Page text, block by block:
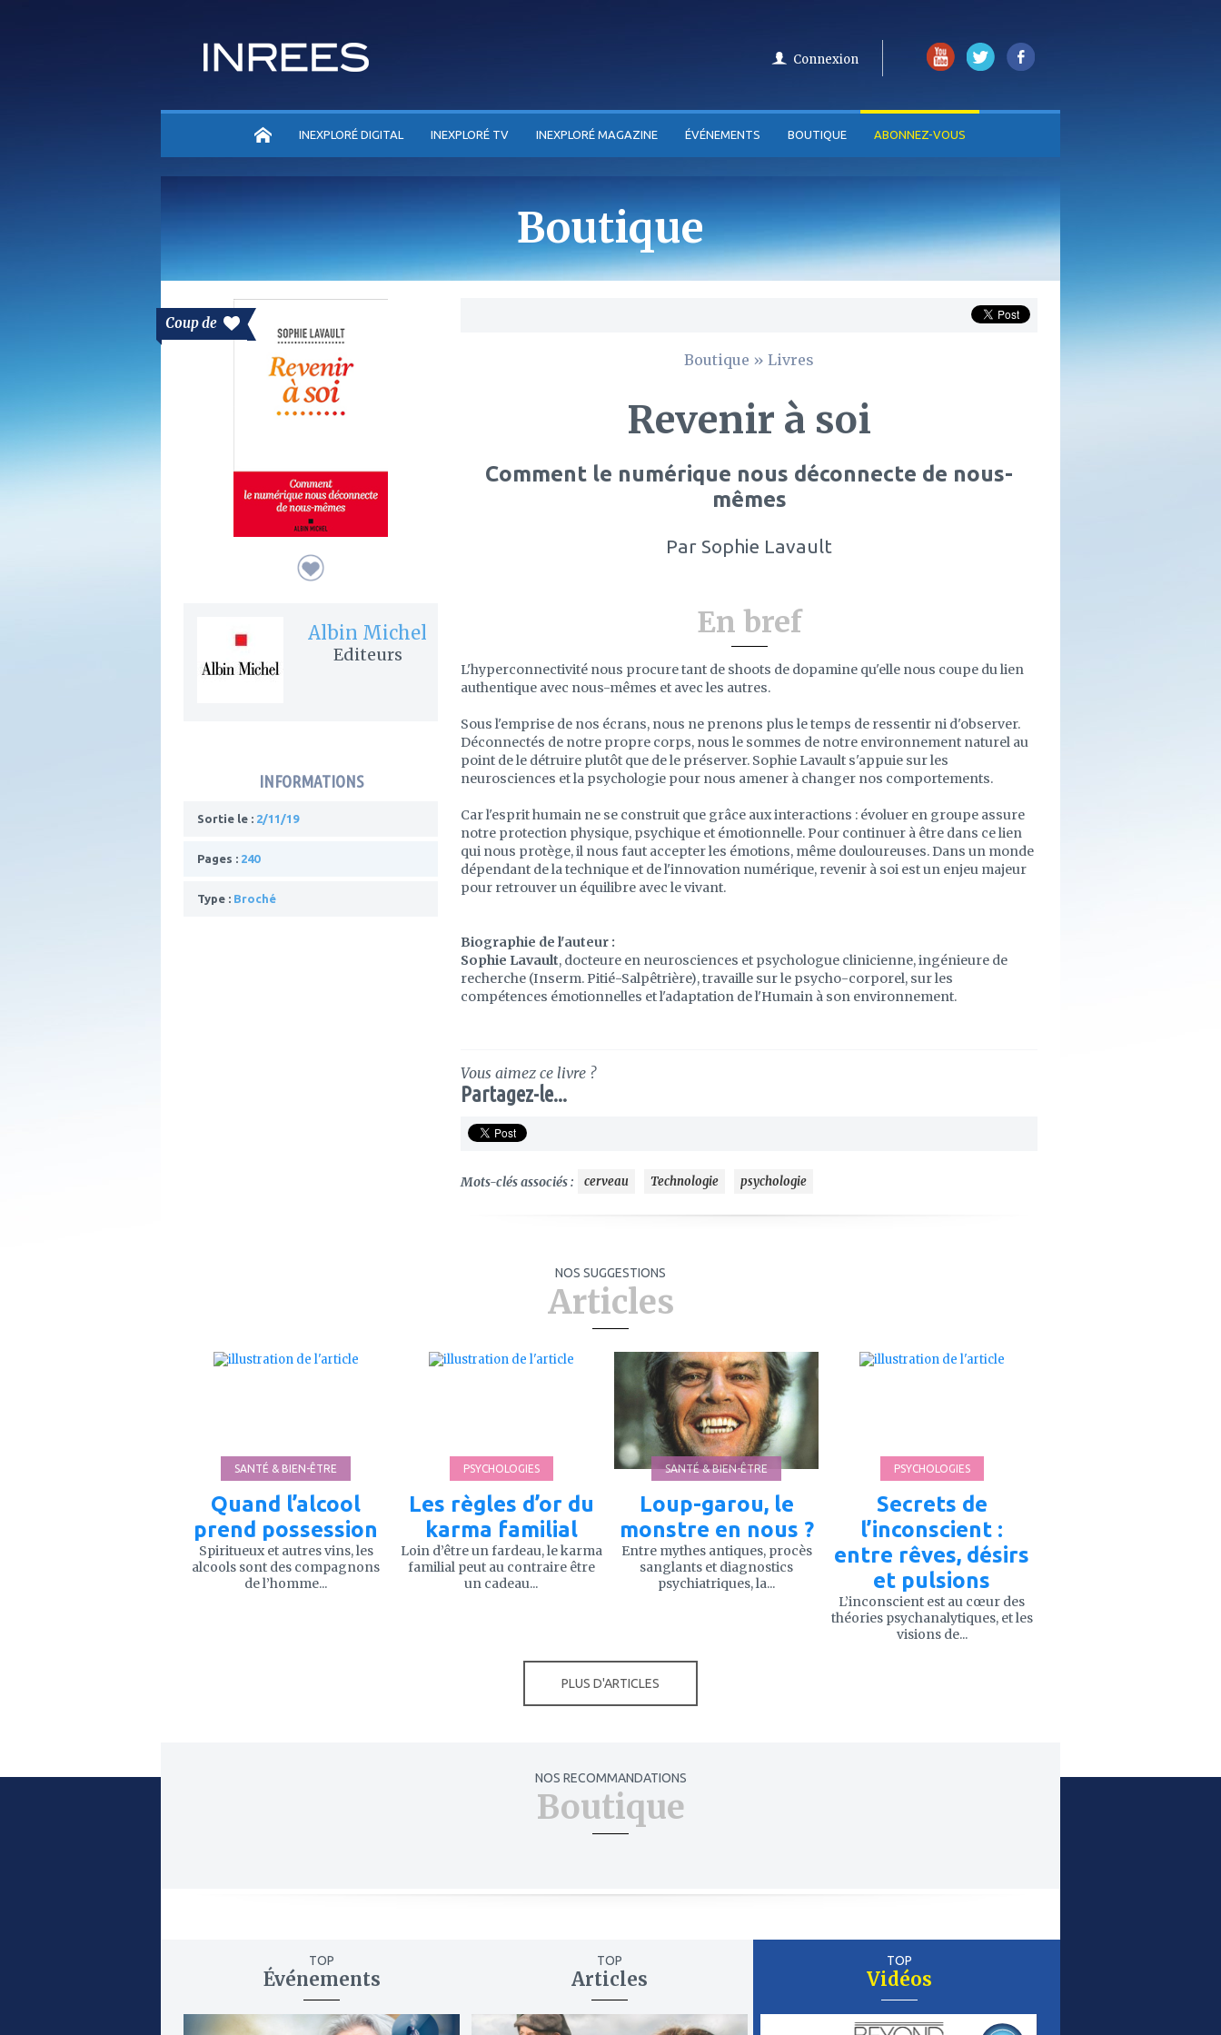
Connexion
ACCUEILINEXPLORÉ DIGITAL INEXPLORÉ TV INEXPLORÉ MAGAZINE ÉVÉNEMENTS BOUTIQUE ABONNEZ-VOUS
Boutique
Coup de
Albin Michel
Editeurs
INFORMATIONS
Sortie le : 2/11/19
Pages : 240
Type : Broché
Boutique » Livres
Revenir à soi
Comment le numérique nous déconnecte de nous-
mêmes
Par Sophie Lavault
En bref
L'hyperconnectivité nous procure tant de shoots de dopamine qu'elle nous coupe du lien
authentique avec nous-mêmes et avec les autres.
Sous l'emprise de nos écrans, nous ne prenons plus le temps de ressentir ni d'observer.
Déconnectés de notre propre corps, nous le sommes de notre environnement naturel au
point de le détruire plutôt que de le préserver. Sophie Lavault s'appuie sur les
neurosciences et la psychologie pour nous amener à changer nos comportements.
Car l'esprit humain ne se construit que grâce aux interactions : évoluer en groupe assure
notre protection physique, psychique et émotionnelle. Pour continuer à être dans ce lien
qui nous protège, il nous faut accepter les émotions, même douloureuses. Dans un monde
dépendant de la technique et de l'innovation numérique, revenir à soi est un enjeu majeur
pour retrouver un équilibre avec le vivant.
Biographie de l'auteur :
Sophie Lavault, docteure en neurosciences et psychologue clinicienne, ingénieure de
recherche (Inserm. Pitié-Salpêtrière), travaille sur le psycho-corporel, sur les
compétences émotionnelles et l'adaptation de l'Humain à son environnement.
Vous aimez ce livre ?
Partagez-le...
Mots-clés associés : cerveau Technologie psychologie
NOS SUGGESTIONS
Articles
SANTÉ & BIEN-ÊTRE
Quand l’alcool
prend possession
Spiritueux et autres vins, les
alcools sont des compagnons
de l’homme...
PSYCHOLOGIES
Les règles d’or du
karma familial
Loin d’être un fardeau, le karma
familial peut au contraire être
un cadeau...
mes
favoris
SANTÉ & BIEN-ÊTRE
Loup-garou, le
monstre en nous ?
Entre mythes antiques, procès
sanglants et diagnostics
psychiatriques, la...
PSYCHOLOGIES
Secrets de
l’inconscient :
entre rêves, désirs
et pulsions
L’inconscient est au cœur des
théories psychanalytiques, et les
visions de...
PLUS D'ARTICLES
NOS RECOMMANDATIONS
Boutique
TOP
Événements
TOP
Articles
TOP
Vidéos